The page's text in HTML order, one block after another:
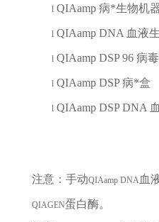
l QIAamp 病*生物机
l QIAamp DNA 血液
l QIAamp DSP 96 病毒
l QIAamp DSP病*盒
l QIAamp DSP DNA
注意：手动QIAamp DNA血
QIAGEN蛋白酶。